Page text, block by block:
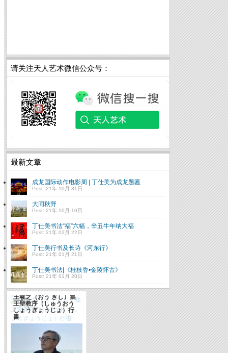
请关注天人艺术微信公众号：
最新文章
成龙国际动作电影周 | 丁仕美为成龙题匾
Post: 21年 10月 31日
大同秋野
Post: 21年 10月 10日
丁仕美书法“福”六幅，辛丑牛年纳大福
Post: 21年 02月 22日
丁仕美行书及长诗《河东行》
Post: 21年 01月 21日
丁仕美书法|《桂枝香•金陵怀古》
Post: 21年 01月 20日
王羲之（おう ぎし）集
王聖教序（しゅうおう
しょうぎょうじょ）行
書